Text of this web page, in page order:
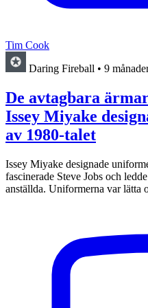
Tim Cook
Daring Fireball • 9
De avtagbara
Issey Miyake
av 1980-talet
Issey Miyake designade
fascinerade Steve Jobs och
anställda. Uniformerna var lätta